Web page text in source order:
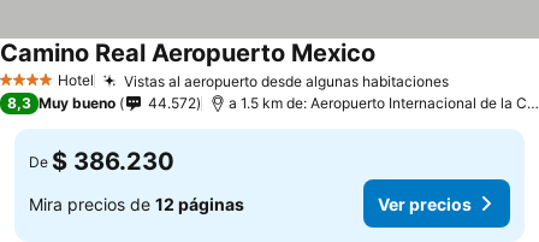
4 EstrellasHotel Vistas al aeropuerto desde algunas habitaciones
Camino Real Aeropuerto Mexico
8,3 Muy bueno 44.572 a 1.5 km de: Aeropuerto Internacional de la Ciudad de México
De $ 386.230
Mira precios de 12 páginas Ver precios